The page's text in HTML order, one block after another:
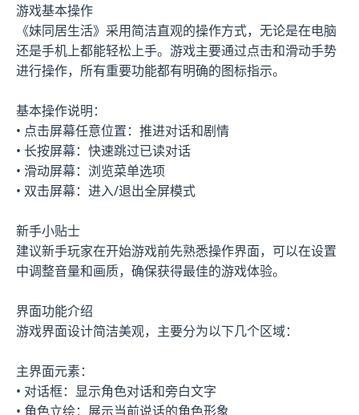
游戏基本操作
《妹同居生活》采用简洁直观的操作方式，无论是在电脑
还是手机上都能轻松上手。游戏主要通过点击和滑动手势
进行操作，所有重要功能都有明确的图标指示。
基本操作说明：
• 点击屏幕任意位置：推进对话和剧情
• 长按屏幕：快速跳过已读对话
• 滑动屏幕：浏览菜单选项
• 双击屏幕：进入/退出全屏模式
新手小贴士
建议新手玩家在开始游戏前先熟悉操作界面，可以在设置
中调整音量和画质，确保获得最佳的游戏体验。
界面功能介绍
游戏界面设计简洁美观，主要分为以下几个区域：
主界面元素：
• 对话框：显示角色对话和旁白文字
• 角色立绘：展示当前说话的角色形象